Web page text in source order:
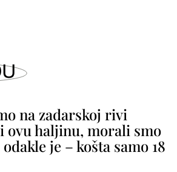
na zadarskoj rivi
ovu haljinu, morali smo
je – košta samo 18